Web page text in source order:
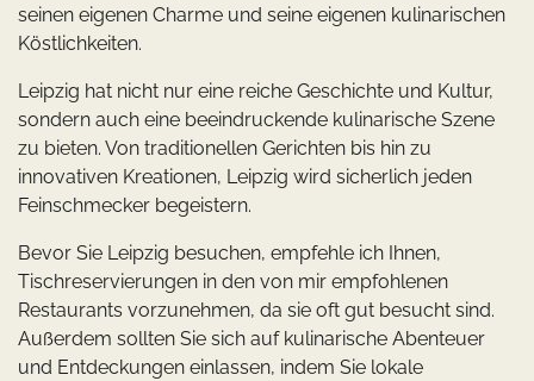
seinen eigenen Charme und seine eigenen kulinarischen
Köstlichkeiten.
Leipzig hat nicht nur eine reiche Geschichte und Kultur,
sondern auch eine beeindruckende kulinarische Szene
zu bieten. Von traditionellen Gerichten bis hin zu
innovativen Kreationen, Leipzig wird sicherlich jeden
Feinschmecker begeistern.
Bevor Sie Leipzig besuchen, empfehle ich Ihnen,
Tischreservierungen in den von mir empfohlenen
Restaurants vorzunehmen, da sie oft gut besucht sind.
Außerdem sollten Sie sich auf kulinarische Abenteuer
und Entdeckungen einlassen, indem Sie lokale